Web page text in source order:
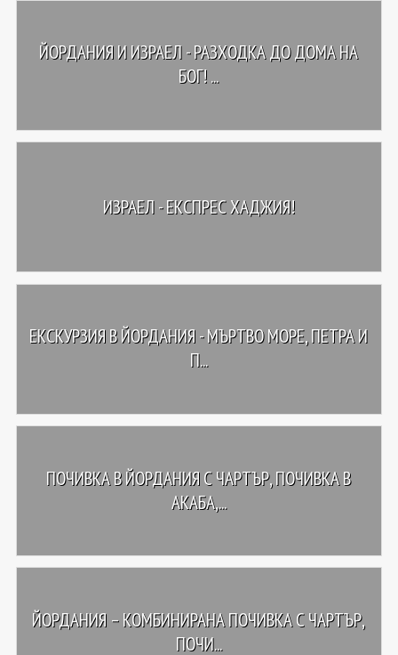
ЙОРДАНИЯ И ИЗРАЕЛ - РАЗХОДКА ДО ДОМА НА
БОГ! ...
ИЗРАЕЛ - ЕКСПРЕС ХАДЖИЯ!
ЕКСКУРЗИЯ В ЙОРДАНИЯ - МЪРТВО МОРЕ, ПЕТРА И
П...
ПОЧИВКА В ЙОРДАНИЯ С ЧАРТЪР, ПОЧИВКА В
АКАБА,...
ЙОРДАНИЯ – КОМБИНИРАНА ПОЧИВКА С ЧАРТЪР,
ПОЧИ...